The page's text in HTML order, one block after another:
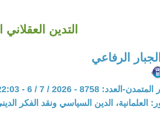
التدين العقلاني
الرفاعي
العدد: 8758 - 2026 / 7 / 6 - 22:03
العلمانية، الدين السياسي ونقد الفكر